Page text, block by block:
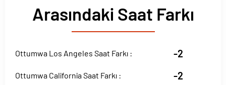
Arasındaki Saat Farkı
Ottumwa Los Angeles Saat Farkı : -2
Ottumwa California Saat Farkı : -2